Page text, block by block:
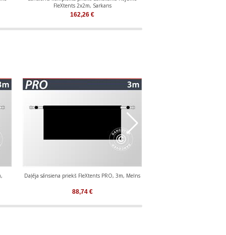
FleXtents 2x2m, Sarkans
162,26 €
Daļēja sānsiena priekš FleXtents PRO, 3m, Melns
88,74€